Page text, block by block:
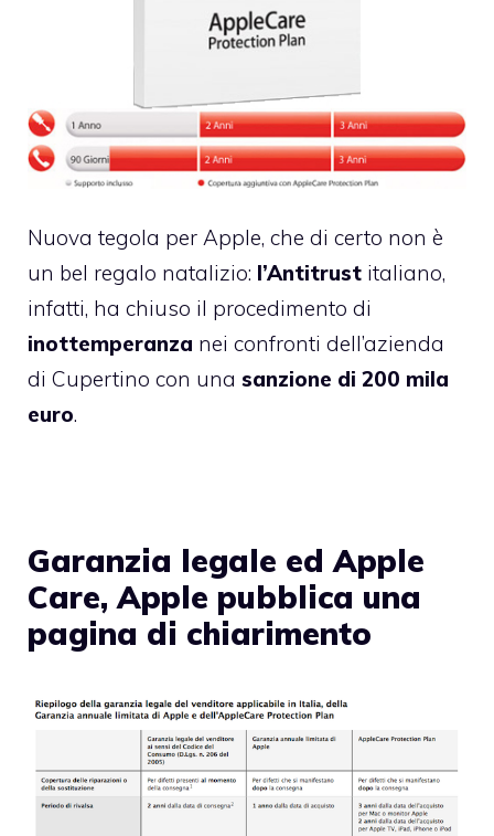
Nuova tegola per Apple, che di certo non è
un bel regalo natalizio: l’Antitrust italiano,
infatti, ha chiuso il procedimento di
inottemperanza nei confronti dell’azienda
di Cupertino con una sanzione di 200 mila
euro.
Garanzia legale ed Apple
Care, Apple pubblica una
pagina di chiarimento